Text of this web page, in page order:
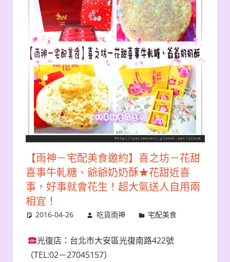
【雨神－宅配美食邀約】喜之坊－花甜
喜事牛軋糖、爺爺奶奶酥★花甜近喜
事，好事就會花生！超大氣送人自用兩
相宜！
2016-04-26 吃貨雨神 宅配美食
光復店：台北市大安區光復南路422號
（TEL:02－27045157）